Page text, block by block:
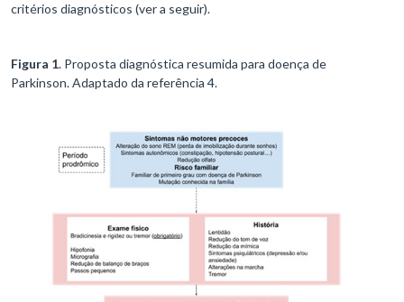
critérios diagnósticos (ver a seguir).
Figura 1. Proposta diagnóstica resumida para doença de
Parkinson. Adaptado da referência 4.